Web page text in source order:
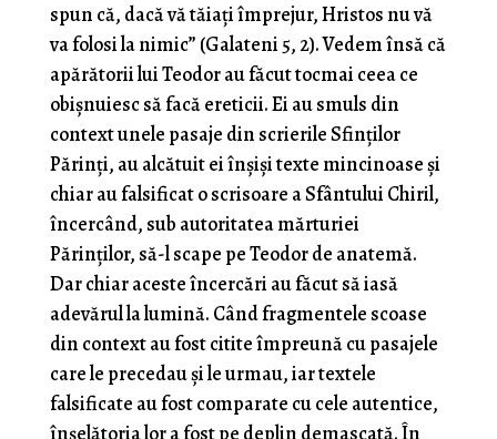
spun că, dacă vă tăiați împrejur, Hristos nu vă
va folosi la nimic” (Galateni 5, 2). Vedem însă că
apărătorii lui Teodor au făcut tocmai ceea ce
obișnuiesc să facă ereticii. Ei au smuls din
context unele pasaje din scrierile Sfinților
Părinți, au alcătuit ei înșiși texte mincinoase și
chiar au falsificat o scrisoare a Sfântului Chiril,
încercând, sub autoritatea mărturiei
Părinților, să-l scape pe Teodor de anatemă.
Dar chiar aceste încercări au făcut să iasă
adevărul la lumină. Când fragmentele scoase
din context au fost citite împreună cu pasajele
care le precedau și le urmau, iar textele
falsificate au fost comparate cu cele autentice,
înșelătoria lor a fost pe deplin demascată. În